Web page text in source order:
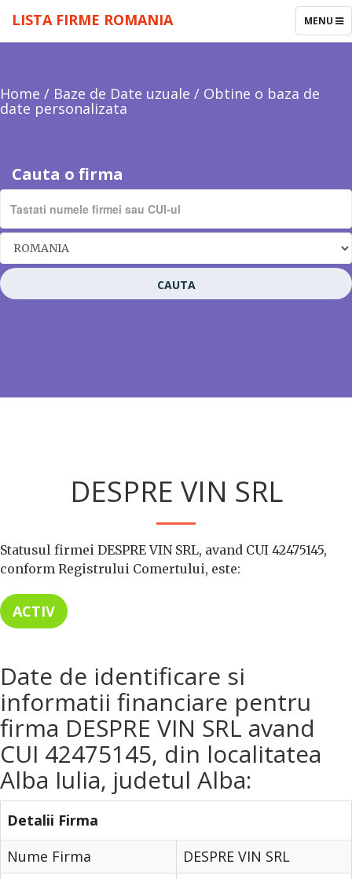
TOGGLE
MENU
LISTA FIRME ROMANIA
Home / Baze de Date uzuale / Obtine o baza de
date personalizata
Cauta o firma
CAUTA
DESPRE VIN SRL
Statusul firmei DESPRE VIN SRL, avand CUI 42475145,
conform Registrului Comertului, este:
ACTIV
Date de identificare si
informatii financiare pentru
firma DESPRE VIN SRL avand
CUI 42475145, din localitatea
Alba Iulia, judetul Alba:
Detalii Firma
Nume Firma
DESPRE VIN SRL